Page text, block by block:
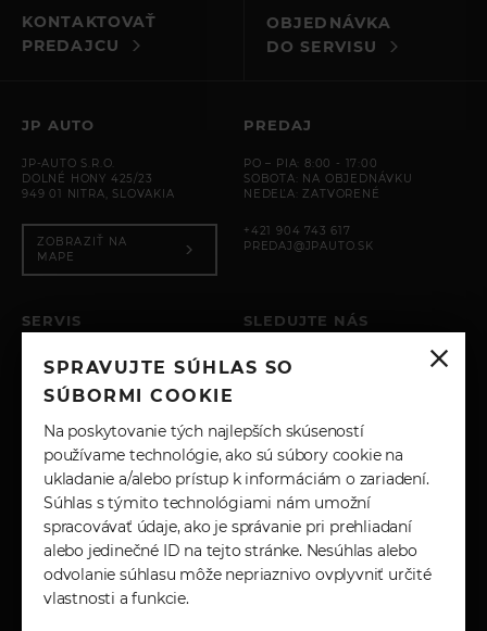
SPRAVUJTE SÚHLAS SO
SÚBORMI COOKIE
Na poskytovanie tých najlepších skúseností
používame technológie, ako sú súbory cookie na
ukladanie a/alebo prístup k informáciám o zariadení.
Súhlas s týmito technológiami nám umožní
spracovávať údaje, ako je správanie pri prehliadaní
alebo jedinečné ID na tejto stránke. Nesúhlas alebo
odvolanie súhlasu môže nepriaznivo ovplyvniť určité
vlastnosti a funkcie.
KONTAKTOVAŤ
PREDAJCU
OBJEDNÁVKA
DO SERVISU
JP AUTO
JP-AUTO S.R.O.
DOLNÉ HONY 425/23
949 01 NITRA, SLOVAKIA
ZOBRAZIŤ NA
MAPE
PREDAJ
PO – PIA: 8:00 - 17:00
SOBOTA: NA OBJEDNÁVKU
NEDEĽA: ZATVORENÉ
+421 904 743 617
PREDAJ@JPAUTO.SK
SERVIS
PO – PIA: 8:00 - 17:00
SOBOTA: ZATVORENÉ
NEDEĽA: ZATVORENÉ
+421 904 743 617
SERVIS@JPAUTO.SK
SLEDUJTE NÁS
FACEBOOK
LINKEDIN
YOUTUBE